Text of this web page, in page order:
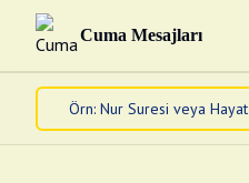
Cuma Mesajları